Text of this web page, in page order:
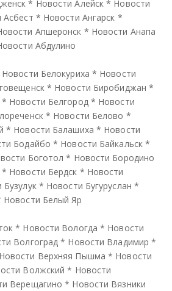
* Новости Алейск * Новости
Асбест * Новости Ангарск *
Апшеронск * Новости Анапа
Абдулино
Новости Белокуриха * Новости
* Новости Биробиджан *
* Новости Белгород * Новости
* Новости Белово *
* Новости Балашиха * Новости
Бодайбо * Новости Байкальск *
Боготол * Новости Бородино
* Новости Бердск * Новости
* Новости Бугуруслан *
Новости Белый Яр
* Новости Вологда * Новости
Волгоград * Новости Владимир *
Новости Верхняя Пышма * Новости
Волжский * Новости
Верещагино * Новости Вязники